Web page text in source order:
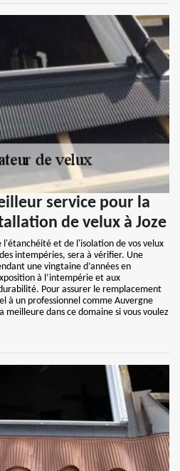
service pour la
de velux à Joze
l'étanchéité et de l'isolation de vos velux
intempéries, sera à vérifier. Une
une vingtaine d’années en
à l’intempérie et aux
Pour assurer le remplacement
à un professionnel comme Auvergne
meilleure dans ce domaine si vous voulez